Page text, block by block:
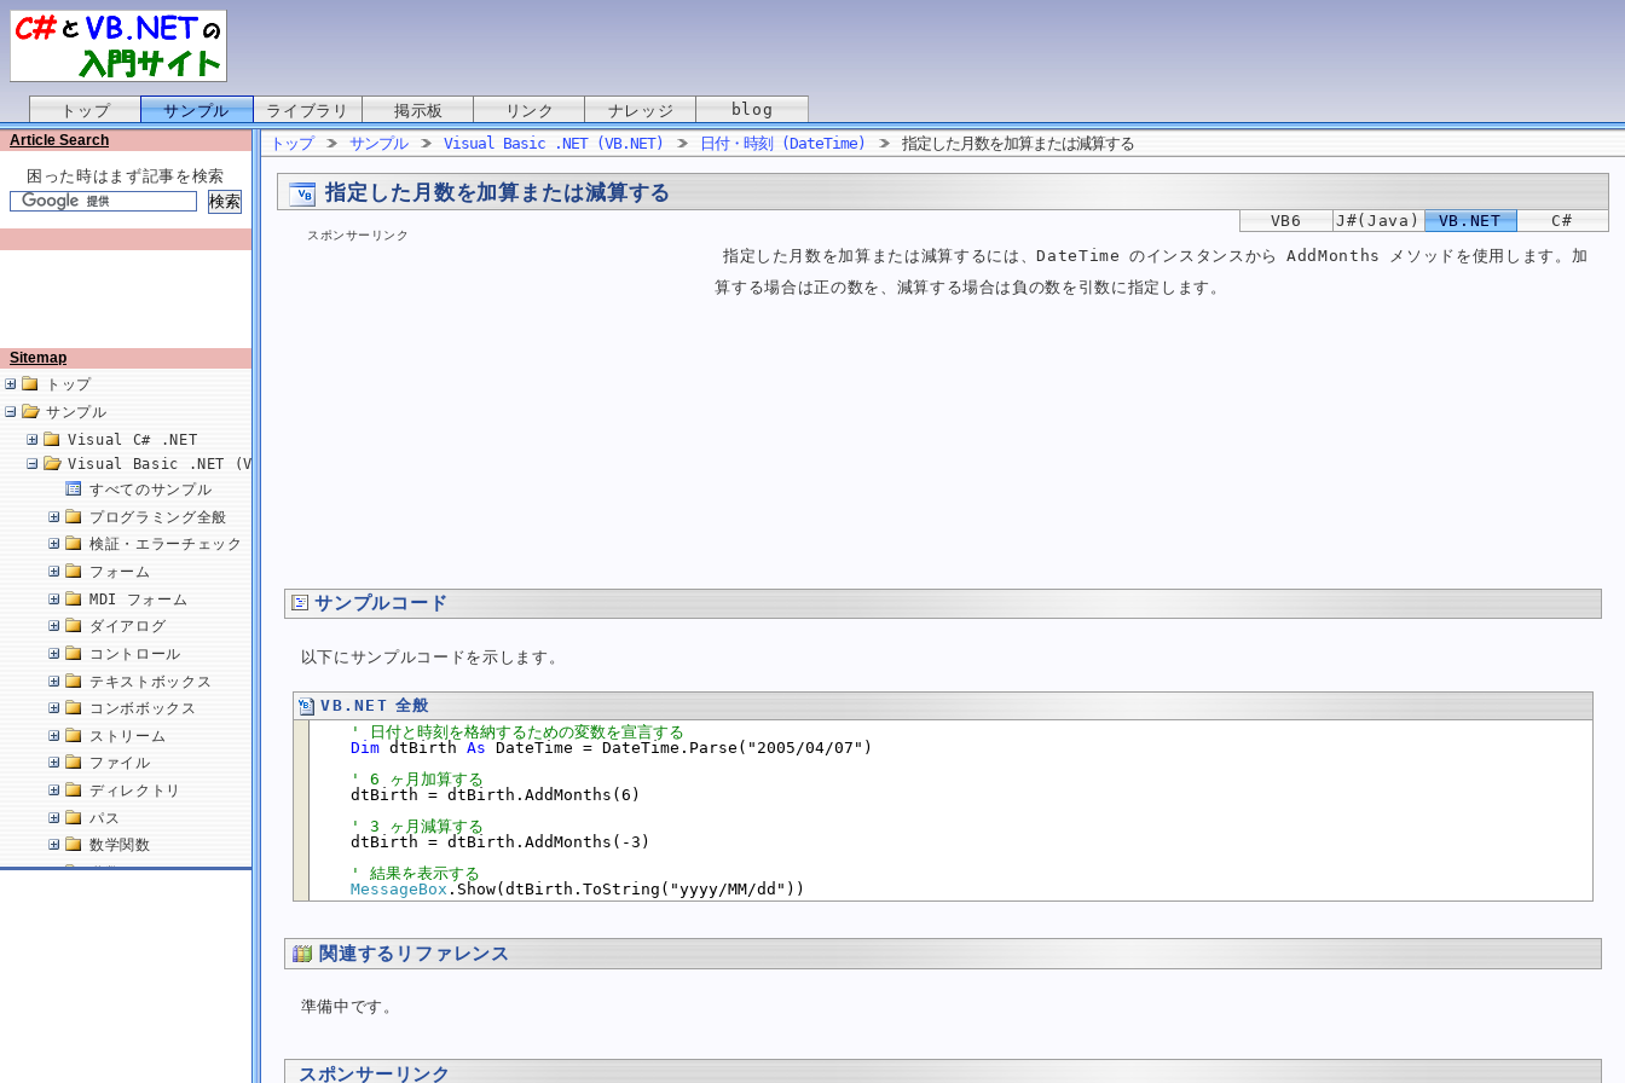
トップ サンプル ライブラリ 掲示板 リンク ナレッジ blog
Article Search
困った時はまず記事を検索
Sitemap
トップ
サンプル
Visual C# .NET
Visual Basic .NET (VB.NET)
すべてのサンプル
プログラミング全般
検証・エラーチェック
フォーム
MDI フォーム
ダイアログ
コントロール
テキストボックス
コンボボックス
ストリーム
ファイル
ディレクトリ
パス
数学関数
乱数
指定した書式で日付を文字列に変換する
トップ サンプル Visual Basic .NET (VB.NET) 日付・時刻 (DateTime) 指定した月数を加算または減算する
指定した月数を加算または減算する
C#
VB.NET
J#(Java)
VB6
スポンサーリンク
指定した月数を加算または減算するには、DateTime のインスタンスから AddMonths メソッドを使用します。加
算する場合は正の数を、減算する場合は負の数を引数に指定します。
サンプルコード
以下にサンプルコードを示します。
VB.NET 全般
' 日付と時刻を格納するための変数を宣言する
Dim dtBirth As DateTime = DateTime.Parse("2005/04/07")
' 6 ヶ月加算する
    dtBirth = dtBirth.AddMonths(6)
' 3 ヶ月減算する
    dtBirth = dtBirth.AddMonths(-3)
' 結果を表示する
MessageBox
関連するリファレンス
準備中です。
スポンサーリンク